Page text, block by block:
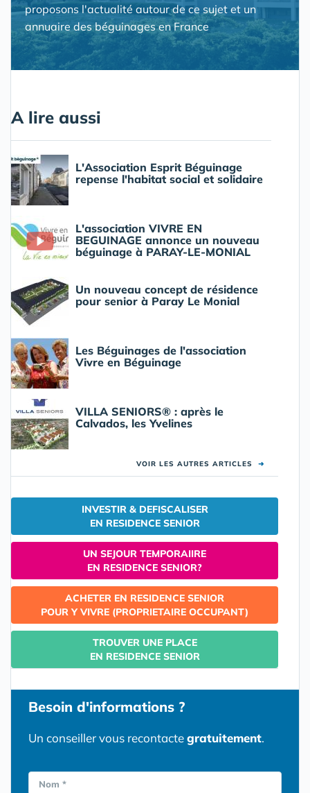
proposons l'actualité autour de ce sujet et un
annuaire des béguinages en France
A lire aussi
L'Association Esprit Béguinage
repense l'habitat social et solidaire
L'association VIVRE EN
BEGUINAGE annonce un nouveau
béguinage à PARAY-LE-MONIAL
Un nouveau concept de résidence
pour senior à Paray Le Monial
Les Béguinages de l'association
Vivre en Béguinage
VILLA SENIORS® : après le
Calvados, les Yvelines
VOIR LES AUTRES ARTICLES ➜
INVESTIR & DEFISCALISER
EN RESIDENCE SENIOR
UN SEJOUR TEMPORAIIRE
EN RESIDENCE SENIOR?
ACHETER EN RESIDENCE SENIOR
POUR Y VIVRE (PROPRIETAIRE OCCUPANT)
TROUVER UNE PLACE
EN RESIDENCE SENIOR
Besoin d'informations ?
Un conseiller vous recontactegratuitement.
Nom *